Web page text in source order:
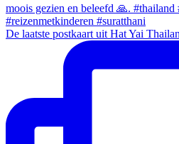
De laatste postkaart uit Hat Yai